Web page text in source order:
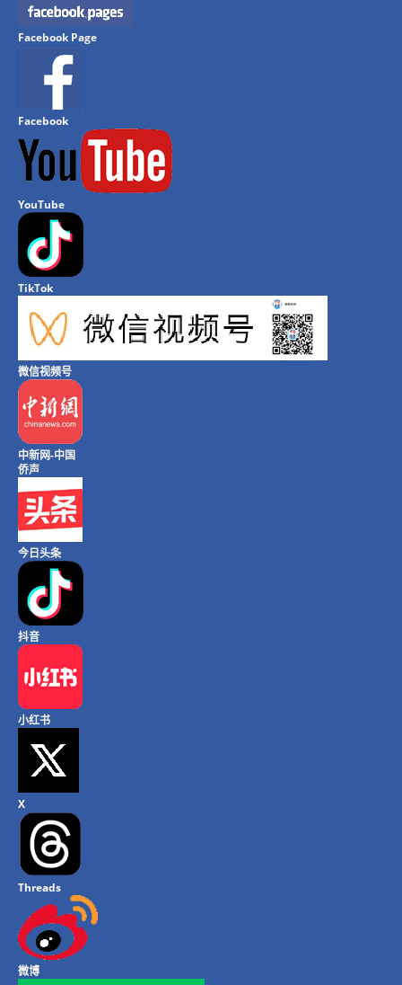
Facebook Page
Facebook
YouTube
TikTok
微信视频号
中新网-中国
侨声
今日头条
抖音
小红书
X
Threads
微博